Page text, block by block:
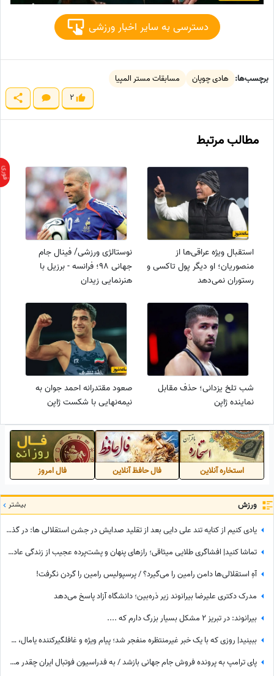
دسترسی به سایر اخبار ورزشی
برچسب‌ها: هادی چوپان
مسابقات مستر المپیا
2
مطالب مرتبط
استقبال ویژه عراقی‌ها از
منصوریان؛ او دیگر پول تاکسی و
رستوران نمی‌دهد
نوستالژی ورزشی/ فینال جام
جهانی 98؛ فرانسه - برزیل با
هنرنمایی زیدان
شب تلخ یزدانی؛ حذف مقابل
نماینده ژاپن
صعود مقتدرانه احمد جوان به
نیمه‌نهایی با شکست ژاپن
استخاره آنلاین فال حافظ آنلاین فال امروز
ورزش بیشتر
یادی کنیم از کنایه تند علی دایی بعد از تقلید صدایش در جشن استقلالی ها: در گذشته پادشاهان دلقک‌هایی داشتند که وظیفه‌شان تقلید صدا و خنداندن مردم بود+عکس
تماشا کنید| افشاگری طلایی میثاقی؛ رازهای پنهان و پشت‌پرده عجیب از زندگی عادل فردوسی‌پور که تا امروز نشنیده بودید!
آهِ استقلالی‌ها دامن رامین را می‌گیرد؟ / پرسپولیس رامین را گردن نگرفت!
مدرک دکتری علیرضا بیرانوند زیر ذره‌بین؛ دانشگاه آزاد پاسخ می‌دهد
بیرانوند: در تبریز 2 مشکل بسیار بزرگ دارم که ....
ببینید| روزی که با یک خبر غیرمنتظره منفجر شد؛ پیام ویژه و غافلگیرکننده یامال، ستاره تیم اسپانیا برای دختر 28 ساله داور صداتو چه بود؟
پای ترامپ به پرونده فروش جام جهانی بازشد / به فدراسیون فوتبال ایران چقدر می‌رسد؟